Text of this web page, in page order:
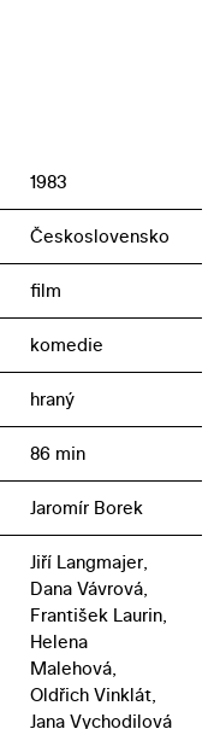
1983
Československo
film
komedie
hraný
86 min
Jaromír Borek
Jiří Langmajer,
Dana Vávrová,
František Laurin,
Helena
Malehová,
Oldřich Vinklát,
Jana Vychodilová